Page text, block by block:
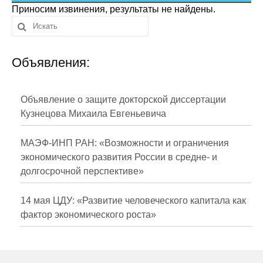
Сотрудники
Отчетность
Противодействие коррупции
Публикации
Научная жизнь
Издания
Проблемы прогнозирования
О журнале
Приносим извинения, результаты не найдены.
Объявления:
Объявление о защите докторской диссертации
Кузнецова Михаила Евгеньевича
МАЭФ-ИНП РАН: «Возможности и ограничения
экономического развития России в средне- и
долгосрочной перспективе»
14 мая ЦДУ: «Развитие человеческого капитала как
фактор экономического роста»